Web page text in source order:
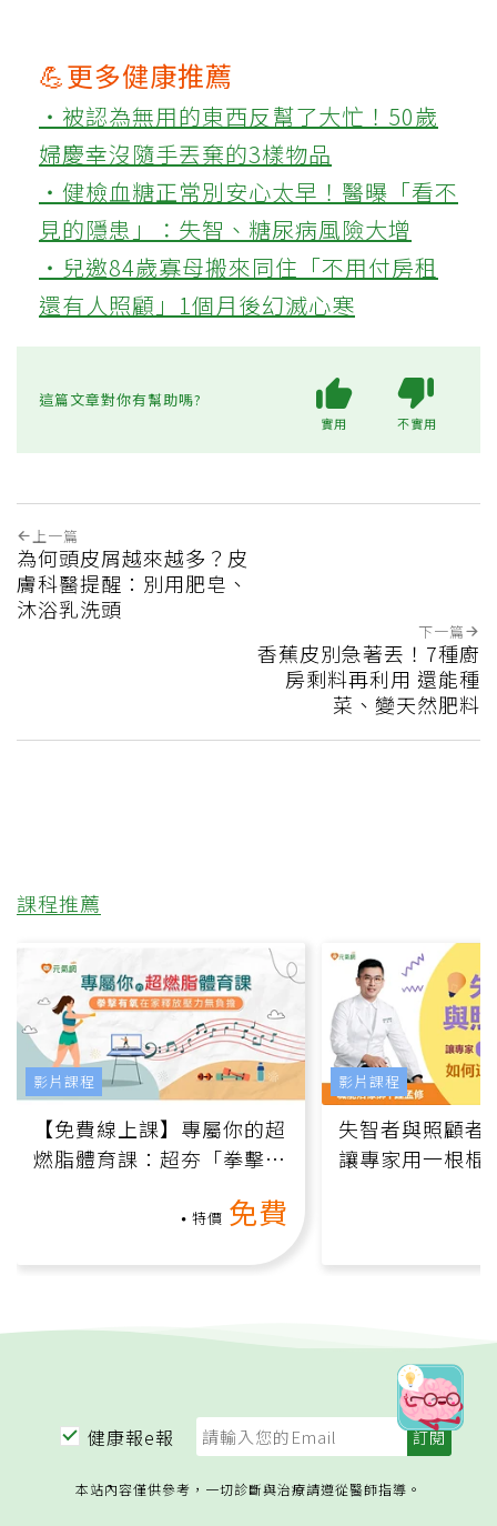
💪更多健康推薦
‧被認為無用的東西反幫了大忙！50歲
婦慶幸沒隨手丟棄的3樣物品
‧健檢血糖正常別安心太早！醫曝「看不
見的隱患」：失智、糖尿病風險大增
‧兒邀84歲寡母搬來同住「不用付房租
還有人照顧」1個月後幻滅心寒
這篇文章對你有幫助嗎?
實用 不實用
上一篇
為何頭皮屑越來越多？皮
膚科醫提醒：別用肥皂、
沐浴乳洗頭
下一篇
香蕉皮別急著丟！7種廚
房剩料再利用 還能種
菜、變天然肥料
課程推薦
【免費線上課】專屬你的超
燃脂體育課：超夯「拳擊有
特價 免費
影片課程
失智者與照顧者
讓專家用一根棍
影片課程
健康報e報
本站內容僅供參考，一切診斷與治療請遵從醫師指導。